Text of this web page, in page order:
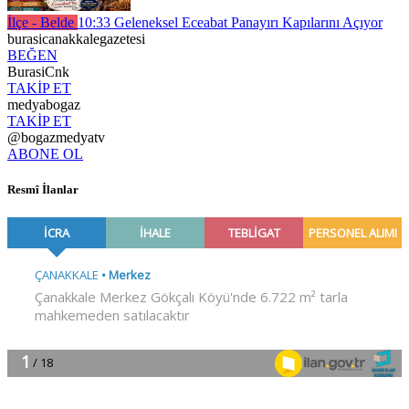
İlçe - Belde 10:33 Geleneksel Eceabat Panayırı Kapılarını Açıyor
burasicanakkalegazetesi
BEĞEN
BurasiCnk
TAKİP ET
medyabogaz
TAKİP ET
@bogazmedyatv
ABONE OL
Resmî İlanlar